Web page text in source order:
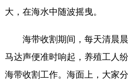
Русский язык
大，在海水中随波摇曳。
海带收割期间，每天清晨晨
马达声便准时响起，养殖工人
海带收割工作。海面上，大家